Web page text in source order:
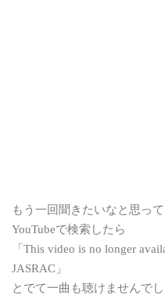
もう一回聞きたいなと思って
YouTubeで検索したら
「This video is no longer
JASRAC」
とでて一曲も聴けませんでし